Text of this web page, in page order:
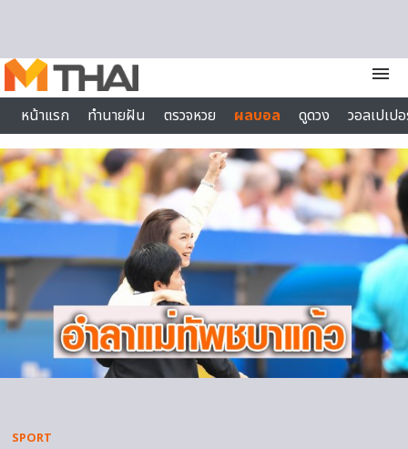
menu
หน้าแรก
ทำนายฝัน ตรวจหวย ผลบอล ดูดวง
วอลเปเป
ไลฟ์สไตล์
SPORT